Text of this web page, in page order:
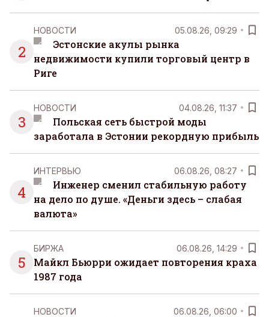
2
НОВОСТИ 05.08.26, 09:29
Эстонские акулы рынка
недвижимости купили торговый центр в
Риге
3
НОВОСТИ 04.08.26, 11:37
Польская сеть быстрой моды
заработала в Эстонии рекордную прибыль
4
ИНТЕРВЬЮ 06.08.26, 08:27
Инженер сменил стабильную работу
на дело по душе. «Деньги здесь – слабая
валюта»
5
БИРЖА 06.08.26, 14:29
Майкл Бьюрри ожидает повторения краха
1987 года
НОВОСТИ 06.08.26, 06:00